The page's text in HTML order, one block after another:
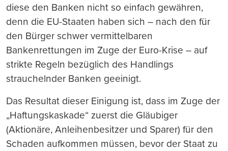
diese den Banken nicht so einfach gewähren,
denn die EU-Staaten haben sich – nach den für
den Bürger schwer vermittelbaren
Bankenrettungen im Zuge der Euro-Krise – auf
strikte Regeln bezüglich des Handlings
strauchelnder Banken geeinigt.
Das Resultat dieser Einigung ist, dass im Zuge der
„Haftungskaskade“ zuerst die Gläubiger
(Aktionäre, Anleihenbesitzer und Sparer) für den
Schaden aufkommen müssen, bevor der Staat zu